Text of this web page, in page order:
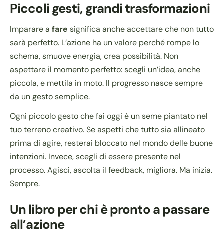
Piccoli gesti, grandi trasformazioni
Imparare a fare significa anche accettare che non tutto
sarà perfetto. L’azione ha un valore perché rompe lo
schema, smuove energia, crea possibilità. Non
aspettare il momento perfetto: scegli un’idea, anche
piccola, e mettila in moto. Il progresso nasce sempre
da un gesto semplice.
Ogni piccolo gesto che fai oggi è un seme piantato nel
tuo terreno creativo. Se aspetti che tutto sia allineato
prima di agire, resterai bloccato nel mondo delle buone
intenzioni. Invece, scegli di essere presente nel
processo. Agisci, ascolta il feedback, migliora. Ma inizia.
Sempre.
Un libro per chi è pronto a passare
all’azione